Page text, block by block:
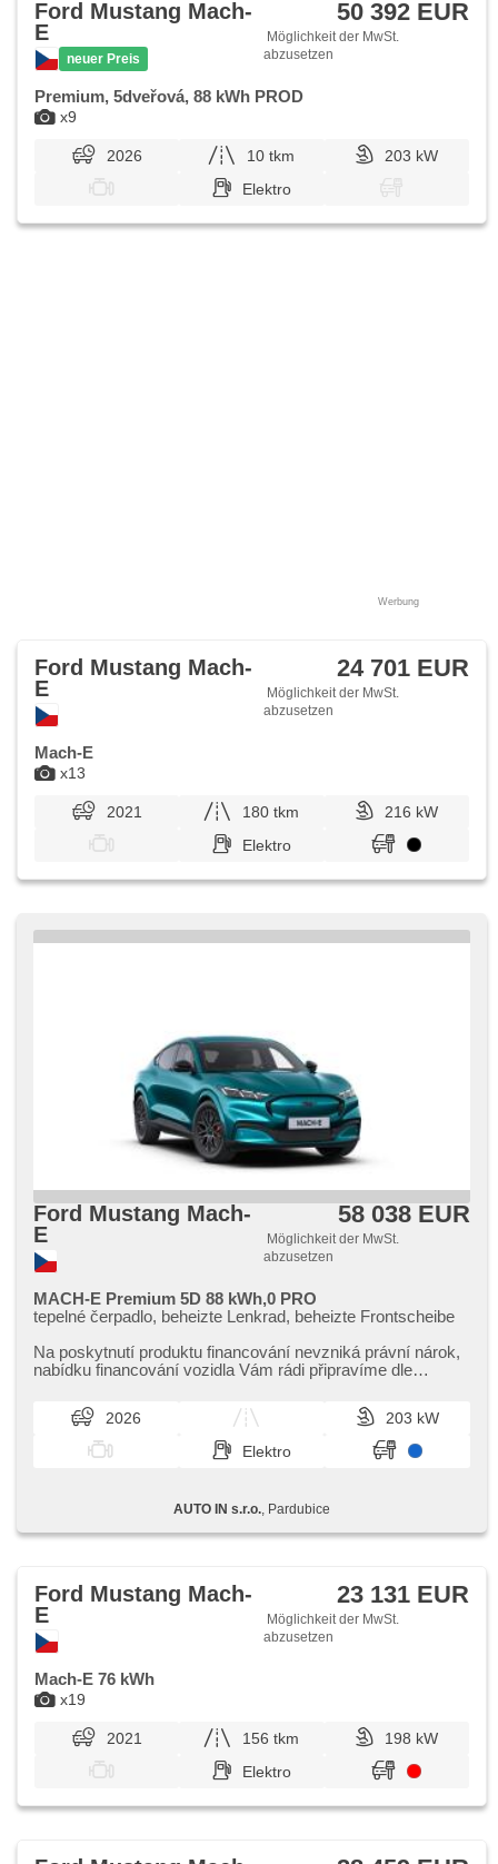
x9
Ford Mustang Mach-
E
neuer Preis
50 392 EUR
Möglichkeit der MwSt.
abzusetzen
Premium, 5dveřová, 88 kWh PROD
2026 10 tkm
203 kW
Elektro
Werbung
x13
Ford Mustang Mach-
E
24 701 EUR
Möglichkeit der MwSt.
abzusetzen
Mach-E
2021 180 tkm
216 kW
Elektro
Ford Mustang Mach-
E
58 038 EUR
Möglichkeit der MwSt.
abzusetzen
MACH-E Premium 5D 88 kWh,0 PRO
tepelné čerpadlo, beheizte Lenkrad, beheizte Frontscheibe
Na poskytnutí produktu financování nevzniká právní nárok,​
nabídku financování vozidla Vám rádi připravíme dle
2026
203 kW
Elektro
AUTO IN s.r.o. , Pardubice
x19
Ford Mustang Mach-
E
23 131 EUR
Möglichkeit der MwSt.
abzusetzen
Mach-E 76 kWh
2021 156 tkm
198 kW
Elektro